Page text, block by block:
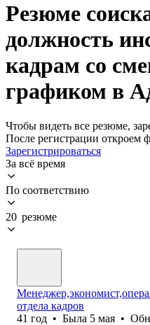
Резюме
должность
кадрам со
графиком в
Чтобы видеть все резюме,
После регистрации откроем
Зарегистрироваться
За всё время
По соответствию
20 резюме
отдела кадров
41 год • Была 5 мая •